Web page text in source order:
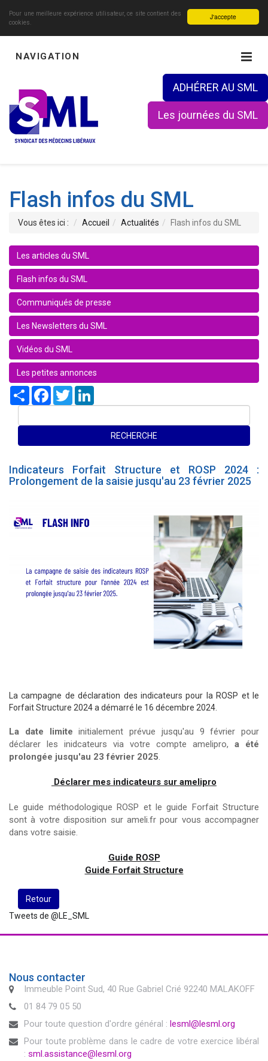
J'accepte
Pour une meilleure expérience utilisateur, ce site contient des
cookies.
NAVIGATION
ADHÉRER AU SML
Les journées du SML
Flash infos du SML
Vous êtes ici : Accueil Actualités Flash infos du SML
Les articles du SML
Flash infos du SML
Communiqués de presse
Les Newsletters du SML
Vidéos du SML
Les petites annonces
Share FacebookTwitter
Indicateurs Forfait Structure et ROSP 2024 :
Prolongement de la saisie jusqu'au 23 février 2025
La campagne de déclaration des indicateurs pour la ROSP et le
Forfait Structure 2024 a démarré le 16 décembre 2024.
La date limite initialement prévue jusqu'au 9 février pour
déclarer les inidcateurs via votre compte amelipro, a été
prolongée jusqu'au 23 février 2025.
Déclarer mes indicateurs sur amelipro
Le guide méthodologique ROSP et le guide Forfait Structure
sont à votre disposition sur ameli.fr pour vous accompagner
dans votre saisie.
Guide ROSP
Guide Forfait Structure
Retour
Tweets de @LE_SML
Nous contacter
Immeuble Point Sud, 40 Rue Gabriel Crié 92240 MALAKOFF
01 84 79 05 50
Pour toute question d'ordre général : lesml@lesml.org
Pour toute problème dans le cadre de votre exercice libéral
: sml.assistance@lesml.org